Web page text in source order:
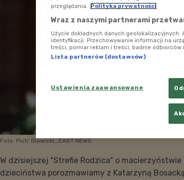
Foto: Piotr Blawicki_EAST NEWS
W dzisiejszej "Strefie Rodzica" o
dzieciństwa porozmawiamy z Katarzyną
przeglądania. Polityka prywatności
Wraz z naszymi partnerami
Użycie dokładnych danych
identyfikacji. Przechowywanie informacji na
treści, pomiar reklam i treści, badnie odbiorców i
Lista partnerów (dostawców)
Ustawienia zaawansowane